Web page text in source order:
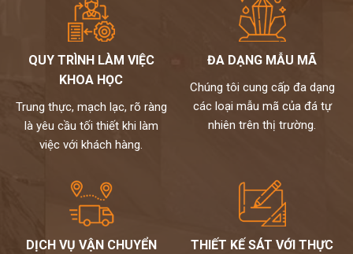
QUY TRÌNH LÀM VIỆC
KHOA HỌC
Trung thực, mạch lạc, rõ ràng
là yêu cầu tối thiết khi làm
việc với khách hàng.
ĐA DẠNG MẪU MÃ
Chúng tôi cung cấp đa dạng
các loại mẫu mã của đá tự
nhiên trên thị trường.
DỊCH VỤ VẬN CHUYỂN
THIẾT KẾ SÁT VỚI THỰC